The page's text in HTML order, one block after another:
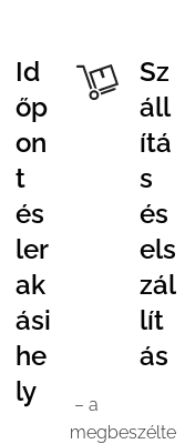
Id
őp
on
t
és
ler
ak
ási
he
ly
Sz
áll
ítá
s
és
els
zál
lít
ás
– a
megbeszélte